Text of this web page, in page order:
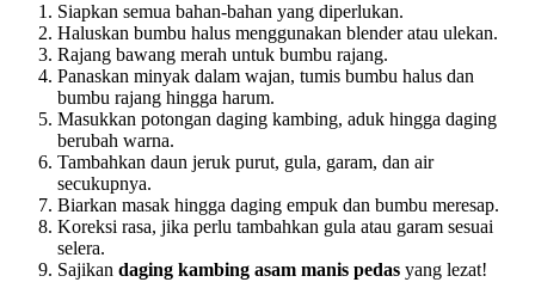
Siapkan semua bahan-bahan yang diperlukan.
Haluskan bumbu halus menggunakan blender atau ulekan.
Rajang bawang merah untuk bumbu rajang.
Panaskan minyak dalam wajan, tumis bumbu halus dan
bumbu rajang hingga harum.
Masukkan potongan daging kambing, aduk hingga daging
berubah warna.
Tambahkan daun jeruk purut, gula, garam, dan air
secukupnya.
Biarkan masak hingga daging empuk dan bumbu meresap.
Koreksi rasa, jika perlu tambahkan gula atau garam sesuai
selera.
Sajikan daging kambing asam manis pedas yang lezat!